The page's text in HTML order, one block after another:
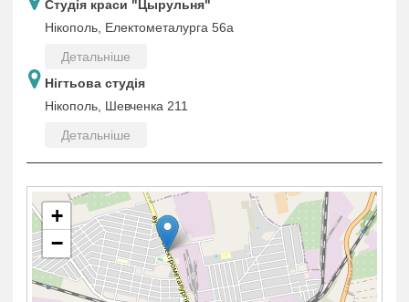
Студія краси "Цырульня"
Нікополь, Електометалурга 56а
Детальніше
Нігтьова студія
Нікополь, Шевченка 211
Детальніше
+
−